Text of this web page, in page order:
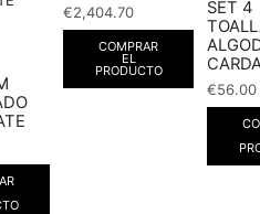
€2,404.70
COMPRAR
EL
PRODUCTO
SET 4
€56.00